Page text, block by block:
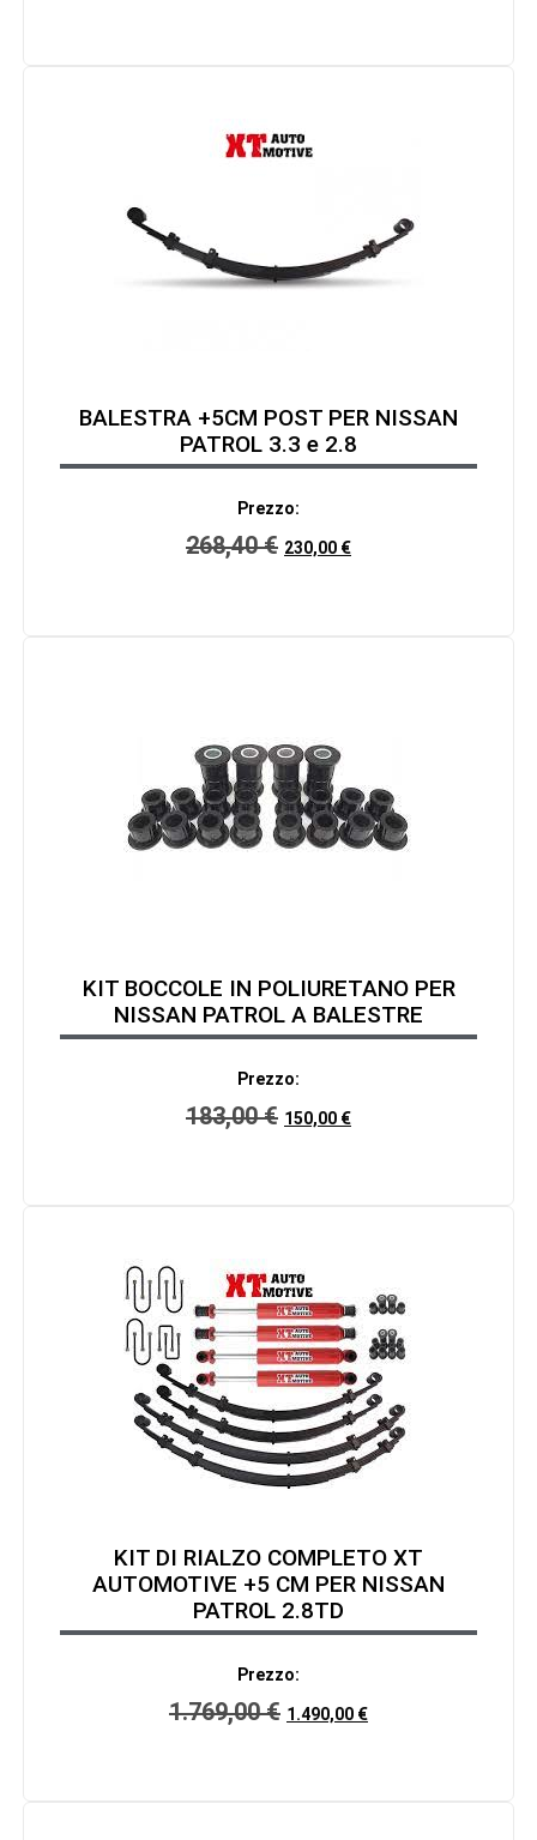
BALESTRA +5CM POST PER NISSAN
PATROL 3.3 e 2.8
Prezzo:
268,40€ 230,00 €
KIT BOCCOLE IN POLIURETANO PER
NISSAN PATROL A BALESTRE
Prezzo:
183,00€ 150,00 €
KIT DI RIALZO COMPLETO XT
AUTOMOTIVE +5 CM PER NISSAN
PATROL 2.8TD
Prezzo:
1.769,00€ 1.490,00 €